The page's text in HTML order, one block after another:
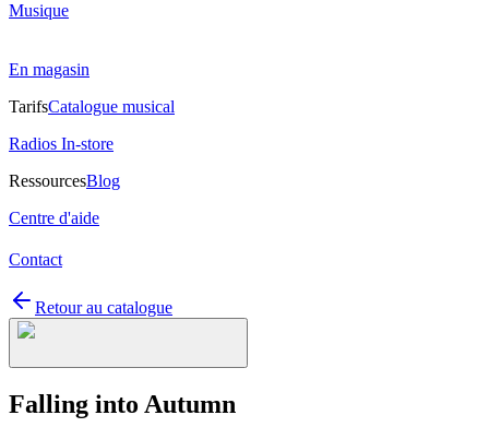
Musique
En magasin
TarifsCatalogue musical
Radios In-store
RessourcesBlog
Centre d'aide
Contact
Retour au catalogue
Falling into Autumn